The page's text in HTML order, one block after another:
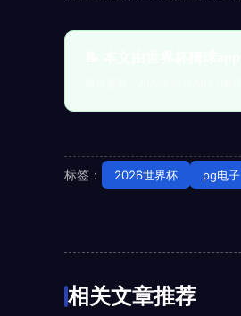
标签： 2026世界杯 pg电子
相关文章推荐